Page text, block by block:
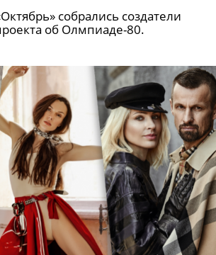
собрались создатели
об Олмпиаде-80.